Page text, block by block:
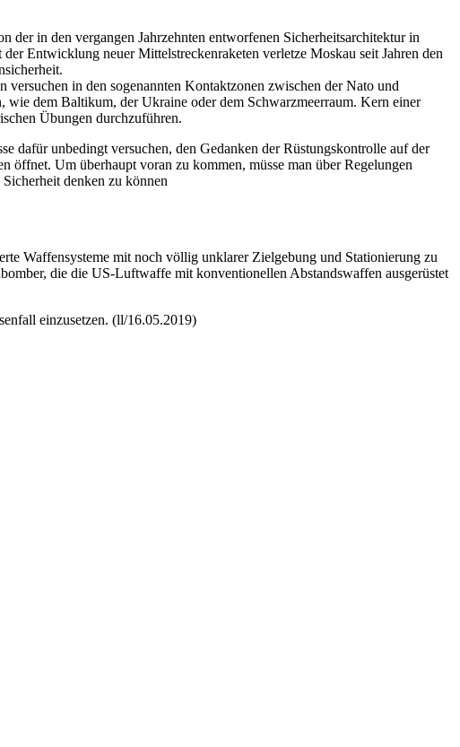
der in den vergangen Jahrzehnten entworfenen Sicherheitsarchitektur in
Entwicklung neuer Mittelstreckenraketen verletze Moskau seit Jahren den
in den sogenannten Kontaktzonen zwischen der Nato und
dem Baltikum, der Ukraine oder dem Schwarzmeerraum. Kern einer
Übungen durchzuführen.
dafür unbedingt versuchen, den Gedanken der Rüstungskontrolle auf der
öffnet. Um überhaupt voran zu kommen, müsse man über Regelungen
denken zu können
Waffensysteme mit noch völlig unklarer Zielgebung und Stationierung zu
die die US-Luftwaffe mit konventionellen Abstandswaffen ausgerüstet
einzusetzen. (ll/16.05.2019)